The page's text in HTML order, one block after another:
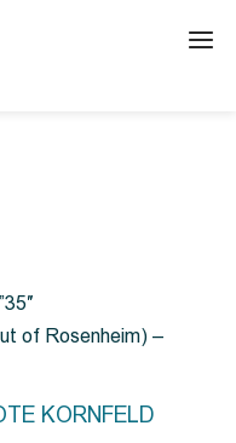
of Rosenheim) –
KORNFELD